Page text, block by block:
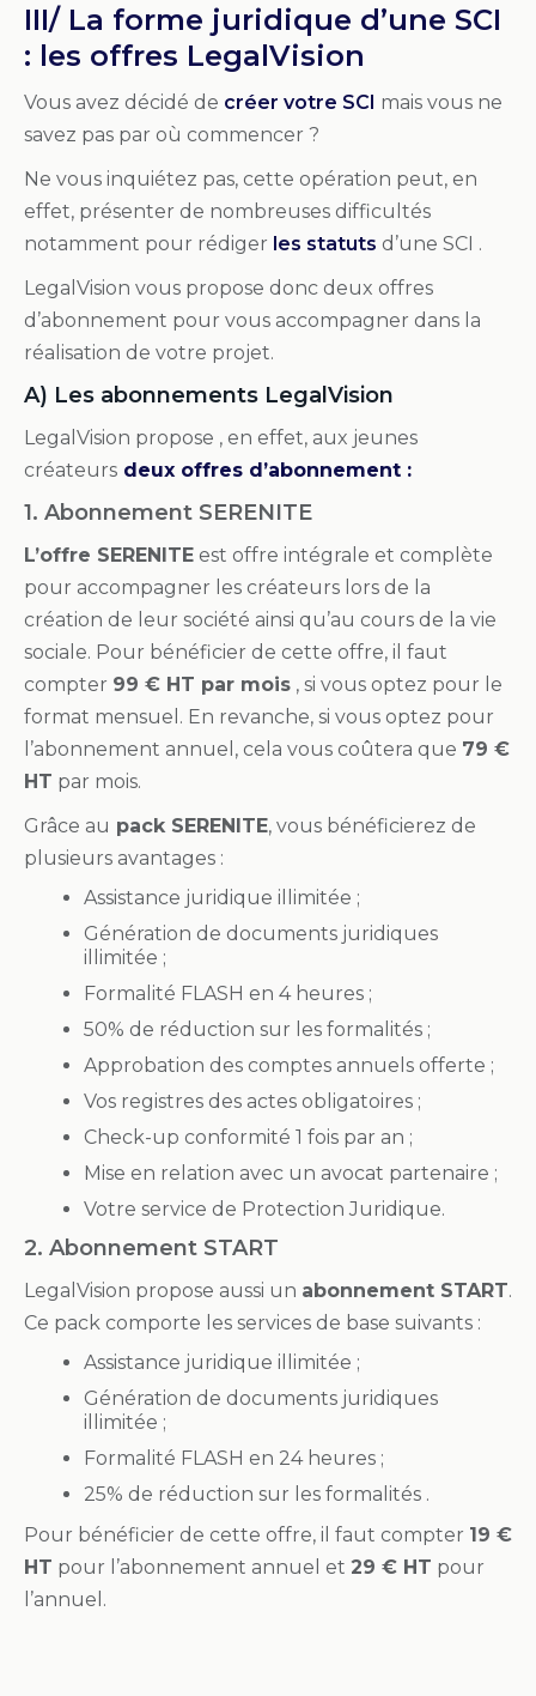
III/ La forme juridique d’une SCI
: les offres LegalVision
Vous avez décidé de créer votre SCI mais vous ne
savez pas par où commencer ?
Ne vous inquiétez pas, cette opération peut, en
effet, présenter de nombreuses difficultés
notamment pour rédiger les statuts d’une SCI .
LegalVision vous propose donc deux offres
d’abonnement pour vous accompagner dans la
réalisation de votre projet.
A) Les abonnements LegalVision
LegalVision propose , en effet, aux jeunes
créateurs deux offres d’abonnement :
1. Abonnement SERENITE
L’offre SERENITE est offre intégrale et complète
pour accompagner les créateurs lors de la
création de leur société ainsi qu’au cours de la vie
sociale. Pour bénéficier de cette offre, il faut
compter 99 € HT par mois , si vous optez pour le
format mensuel. En revanche, si vous optez pour
l’abonnement annuel, cela vous coûtera que 79 €
HT par mois.
Grâce au pack SERENITE, vous bénéficierez de
plusieurs avantages :
Assistance juridique illimitée ;
Génération de documents juridiques
illimitée ;
Formalité FLASH en 4 heures ;
50% de réduction sur les formalités ;
Approbation des comptes annuels offerte ;
Vos registres des actes obligatoires ;
Check-up conformité 1 fois par an ;
Mise en relation avec un avocat partenaire ;
Votre service de Protection Juridique.
2. Abonnement START
LegalVision propose aussi un abonnement START.
Ce pack comporte les services de base suivants :
Assistance juridique illimitée ;
Génération de documents juridiques
illimitée ;
Formalité FLASH en 24 heures ;
25% de réduction sur les formalités .
Pour bénéficier de cette offre, il faut compter 19 €
HT pour l’abonnement annuel et 29 € HT pour
l’annuel.